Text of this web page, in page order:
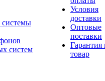
систем
Условия
доставки
Оптовые
поставки
Гарантия
товар